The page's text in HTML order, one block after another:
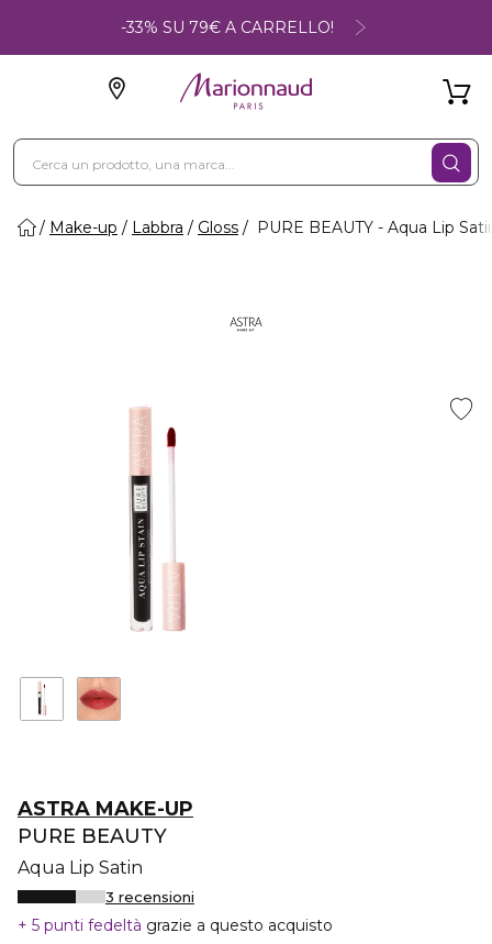
-33% SU 79€ A CARRELLO!
Make-up Labbra Gloss PURE BEAUTY - Aqua Lip
ASTRA MAKE-UP
PURE BEAUTY
Aqua Lip Satin
3 recensioni
5 punti fedeltà grazie a questo acquisto